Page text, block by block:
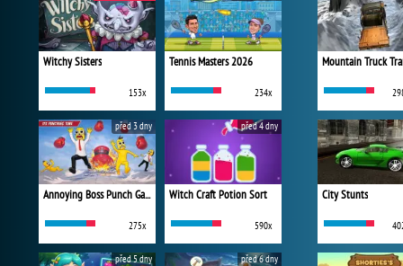
Witchy Sisters
153x
Tennis Masters 2026
234x
Annoying Boss Punch Game
275x
před 3 dny
Witch Craft Potion Sort
590x
před 4 dny
před 5 dny před 6 dny
Mountain Truck
City Stunts